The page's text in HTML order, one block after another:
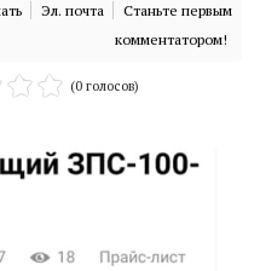
Эл. почта
Станьте первым
комментатором!
(0 голосов)